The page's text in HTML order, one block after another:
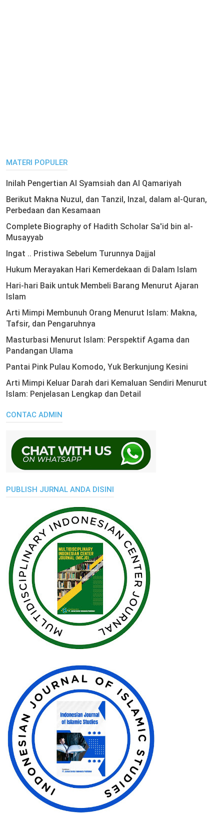
MATERI POPULER
Inilah Pengertian Al Syamsiah dan Al Qamariyah
Berikut Makna Nuzul, dan Tanzil, Inzal, dalam al-Quran,
Perbedaan dan Kesamaan
Complete Biography of Hadith Scholar Sa'id bin al-
Musayyab
Ingat .. Pristiwa Sebelum Turunnya Dajjal
Hukum Merayakan Hari Kemerdekaan di Dalam Islam
Hari-hari Baik untuk Membeli Barang Menurut Ajaran
Islam
Arti Mimpi Membunuh Orang Menurut Islam: Makna,
Tafsir, dan Pengaruhnya
Masturbasi Menurut Islam: Perspektif Agama dan
Pandangan Ulama
Pantai Pink Pulau Komodo, Yuk Berkunjung Kesini
Arti Mimpi Keluar Darah dari Kemaluan Sendiri Menurut
Islam: Penjelasan Lengkap dan Detail
CONTAC ADMIN
PUBLISH JURNAL ANDA DISINI